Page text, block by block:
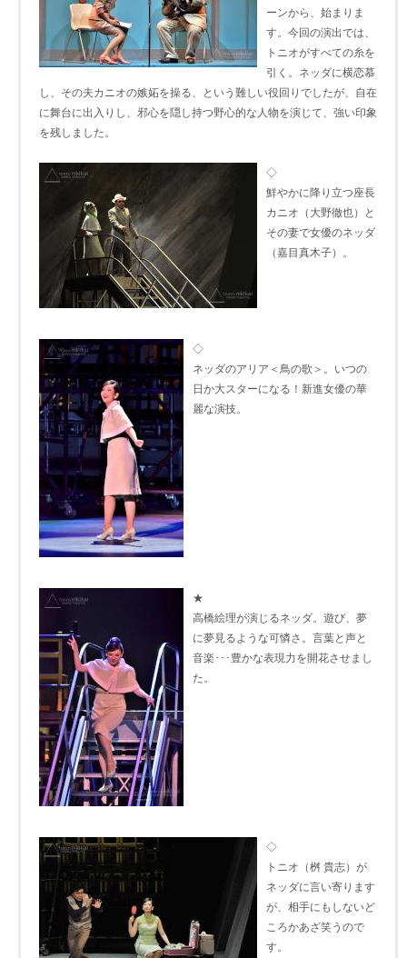
ーンから、始まりま
す。今回の演出では、
トニオがすべての糸を
引く。ネッダに横恋慕
し、その夫カニオの嫉妬を操る、という難しい役回りでしたが、自在
に舞台に出入りし、邪心を隠し持つ野心的な人物を演じて、強い印象
を残しました。
◇
鮮やかに降り立つ座長
カニオ（大野徹也）と
その妻で女優のネッダ
（嘉目真木子）。
◇
ネッダのアリア＜鳥の歌＞。いつの
日か大スターになる！新進女優の華
麗な演技。
★
高橋絵理が演じるネッダ。遊び、夢
に夢見るような可憐さ。言葉と声と
音楽･･･豊かな表現力を開花させまし
た。
◇
トニオ（桝 貴志）が
ネッダに言い寄ります
が、相手にもしないど
ころかあざ笑うので
す。